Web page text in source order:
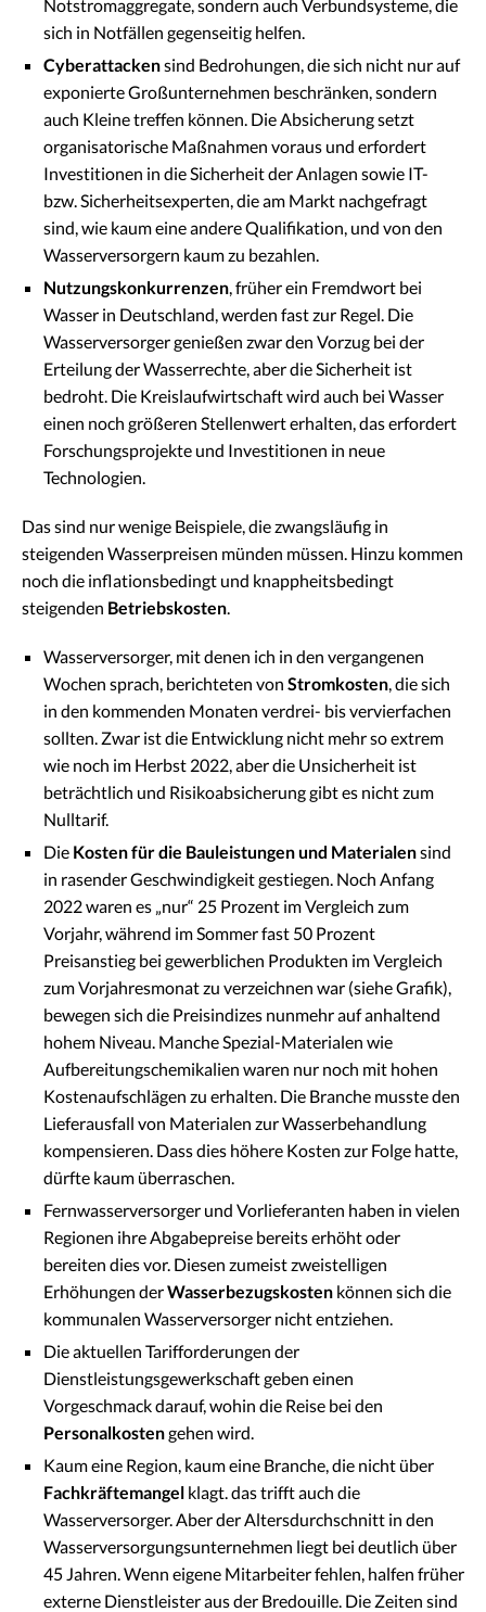
Notstromaggregate, sondern auch Verbundsysteme, die
sich in Notfällen gegenseitig helfen.
Cyberattackensind Bedrohungen, die sich nicht nur auf
exponierte Großunternehmen beschränken, sondern
auch Kleine treffen können. Die Absicherung setzt
organisatorische Maßnahmen voraus und erfordert
Investitionen in die Sicherheit der Anlagen sowie IT-
bzw. Sicherheitsexperten, die am Markt nachgefragt
sind, wie kaum eine andere Qualifikation, und von den
Wasserversorgern kaum zu bezahlen.
Nutzungskonkurrenzen, früher ein Fremdwort bei
Wasser in Deutschland, werden fast zur Regel. Die
Wasserversorger genießen zwar den Vorzug bei der
Erteilung der Wasserrechte, aber die Sicherheit ist
bedroht. Die Kreislaufwirtschaft wird auch bei Wasser
einen noch größeren Stellenwert erhalten, das erfordert
Forschungsprojekte und Investitionen in neue
Technologien.
Das sind nur wenige Beispiele, die zwangsläufig in
steigenden Wasserpreisen münden müssen. Hinzu kommen
noch die inflationsbedingt und knappheitsbedingt
steigenden Betriebskosten.
Wasserversorger, mit denen ich in den vergangenen
Wochen sprach, berichteten von Stromkosten, die sich
in den kommenden Monaten verdrei- bis vervierfachen
sollten. Zwar ist die Entwicklung nicht mehr so extrem
wie noch im Herbst 2022, aber die Unsicherheit ist
beträchtlich und Risikoabsicherung gibt es nicht zum
Nulltarif.
Die Kosten für die Bauleistungen und Materialensind
in rasender Geschwindigkeit gestiegen. Noch Anfang
2022 waren es „nur“ 25 Prozent im Vergleich zum
Vorjahr, während im Sommer fast 50 Prozent
Preisanstieg bei gewerblichen Produkten im Vergleich
zum Vorjahresmonat zu verzeichnen war (siehe Grafik),
bewegen sich die Preisindizes nunmehr auf anhaltend
hohem Niveau. Manche Spezial-Materialen wie
Aufbereitungschemikalien waren nur noch mit hohen
Kostenaufschlägen zu erhalten. Die Branche musste den
Lieferausfall von Materialen zur Wasserbehandlung
kompensieren. Dass dies höhere Kosten zur Folge hatte,
dürfte kaum überraschen.
Fernwasserversorger und Vorlieferanten haben in vielen
Regionen ihre Abgabepreise bereits erhöht oder
bereiten dies vor. Diesen zumeist zweistelligen
Erhöhungen derWasserbezugskosten können sich die
kommunalen Wasserversorger nicht entziehen.
Die aktuellen Tarifforderungen der
Dienstleistungsgewerkschaft geben einen
Vorgeschmack darauf, wohin die Reise bei den
Personalkostengehen wird.
Kaum eine Region, kaum eine Branche, die nicht über
Fachkräftemangel klagt. das trifft auch die
Wasserversorger. Aber der Altersdurchschnitt in den
Wasserversorgungsunternehmen liegt bei deutlich über
45 Jahren. Wenn eigene Mitarbeiter fehlen, halfen früher
externe Dienstleister aus der Bredouille. Die Zeiten sind